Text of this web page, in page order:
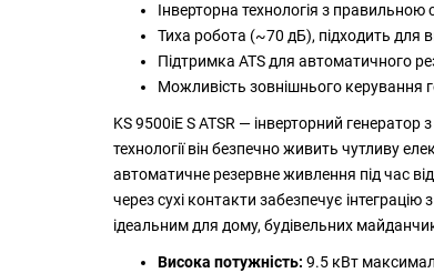
Інверторна технологія з правильною
Тиха робота (~70 дБ), підходить для
Підтримка ATS для автоматичного
Можливість зовнішнього керування
KS 9500iE S ATSR — інверторний
технології він безпечно живить чутливу
автоматичне резервне живлення під час
через сухі контакти забезпечує
ідеальним для дому, будівельних
Висока потужність: 9.5 кВт